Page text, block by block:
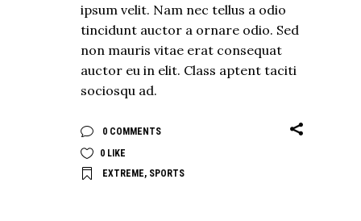
ipsum velit. Nam nec tellus a odio
tincidunt auctor a ornare odio. Sed
non mauris vitae erat consequat
auctor eu in elit. Class aptent taciti
sociosqu ad.
0 COMMENTS
0 LIKE
EXTREME, SPORTS